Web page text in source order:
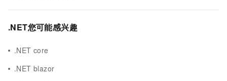
.NET您可能感兴趣
.NET core
.NET blazor